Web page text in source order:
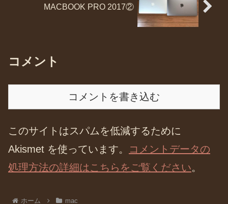
MACBOOK PRO 2017②
コメント
コメントを書き込む
このサイトはスパムを低減するために
Akismet を使っています。
コメントデータの
処理方法の詳細はこちらをご覧ください。
ホーム mac